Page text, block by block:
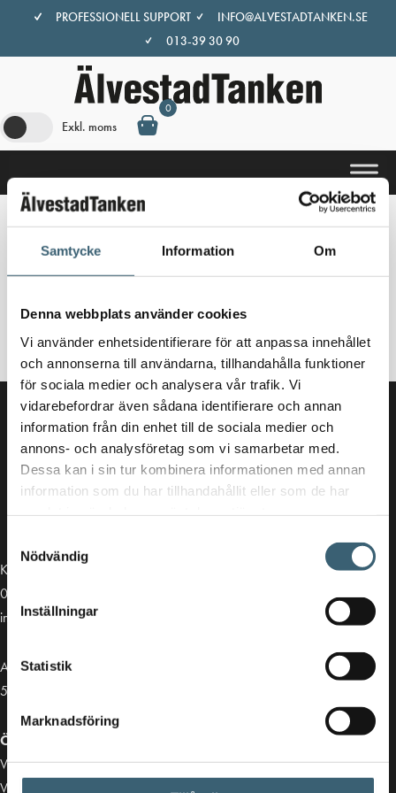
Samtycke Information Om
Denna webbplats använder cookies
Vi använder enhetsidentifierare för att anpassa innehållet
och annonserna till användarna, tillhandahålla funktioner
för sociala medier och analysera vår trafik. Vi
vidarebefordrar även sådana identifierare och annan
information från din enhet till de sociala medier och
annons- och analysföretag som vi samarbetar med.
Dessa kan i sin tur kombinera informationen med annan
information som du har tillhandahållit eller som de har
Nödvändig
Inställningar
Statistik
Marknadsföring
innehåll
PROFESSIONELL SUPPORT
INFO@ALVESTADTANKEN.SE
013-39 30 90
Exkl. moms
0
Cube basic
Inga produkter hittades som motsvarar ditt val.
Kontakt
013-39 30 90
info@alvestadtanken.se
Algolgatan 7
583 30 Linköping
Öppettider butik:
Vardagar 07.00 - 16.00
Viktiga länkar